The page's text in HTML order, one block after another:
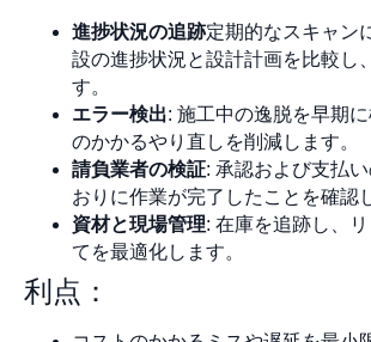
進捗状況の追跡定期的なスキャン
設の進捗状況と設計計画を比較し
す。
エラー検出: 施工中の逸脱を早期
のかかるやり直しを削減します。
請負業者の検証: 承認および支払
おりに作業が完了したことを確認
資材と現場管理: 在庫を追跡し、
てを最適化します。
利点：